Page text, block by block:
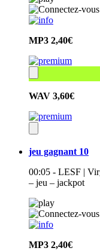
MP3 2,40€
WAV 3,60€
jeu gagnant 10
00:05 - LESF |
– jeu – jackpot
MP3 2,40€